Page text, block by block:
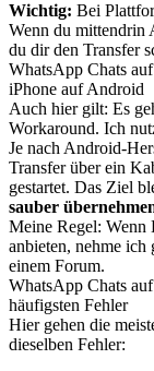
Wichtig: Bei
Wenn du mittendrin
du dir den Transfer
WhatsApp Chats
iPhone auf Android
Auch hier gilt: Es
Workaround. Ich
Je nach Android-
Transfer über ein
gestartet. Das Ziel
sauber
Meine Regel: Wenn
anbieten, nehme ich
einem Forum.
WhatsApp Chats
häufigsten Fehler
Hier gehen die
dieselben Fehler: